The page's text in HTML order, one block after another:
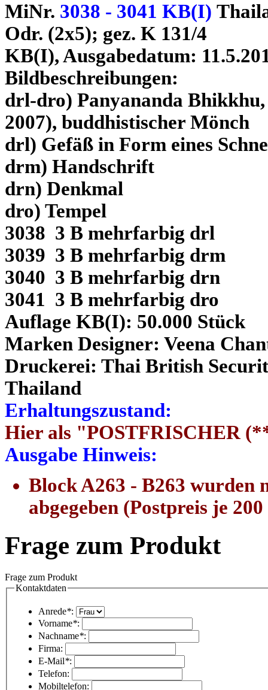
MiNr. 3038 - 3041 KB(I)
Odr. (2x5); gez. K 131/4
KB(I), Ausgabedatum:
Bildbeschreibungen:
drl-dro) Panyananda Bhikkhu,
2007), buddhistischer Mönch
drl) Gefäß in Form eines
drm) Handschrift
drn) Denkmal
dro) Tempel
3038 3 B mehrfarbig drl
3039 3 B mehrfarbig drm
3040 3 B mehrfarbig drn
3041 3 B mehrfarbig dro
Auflage KB(I): 50.000 Stück
Marken Designer: Veena
Druckerei: Thai British
Thailand
Erhaltungszustand:
Hier als "POSTFRISCHER
Ausgabe Hinweis:
Block A263 - B263 wurden
abgegeben (Postpreis je
Frage zum Produkt
Frage zum Produkt
Kontaktdaten
Anrede*:
Vorname*:
Nachname*:
Firma:
E-Mail*:
Telefon:
Mobiltelefon: